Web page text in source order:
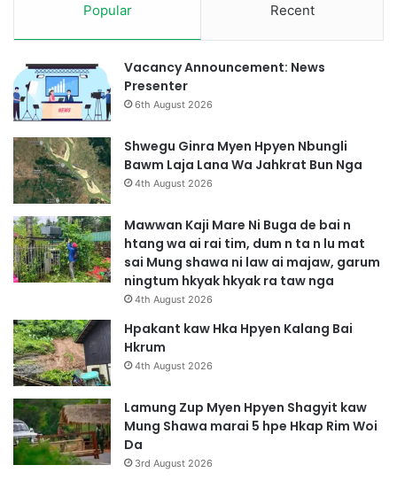
p
a
w
n
g
Y
e
n
n
g
H
p
e
K
I
A
Z
i
n
a
d
u
S
a
i
Popular Recent
Vacancy Announcement: News
Presenter
6th August 2026
Shwegu Ginra Myen Hpyen Nbungli
Bawm Laja Lana Wa Jahkrat Bun Nga
4th August 2026
Mawwan Kaji Mare Ni Buga de bai n
htang wa ai rai tim, dum n ta n lu mat
sai Mung shawa ni law ai majaw, garum
ningtum hkyak hkyak ra taw nga
4th August 2026
Hpakant kaw Hka Hpyen Kalang Bai
Hkrum
4th August 2026
Lamung Zup Myen Hpyen Shagyit kaw
Mung Shawa marai 5 hpe Hkap Rim Woi
Da
3rd August 2026